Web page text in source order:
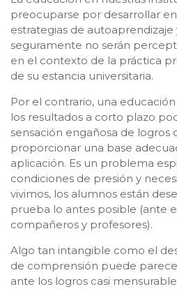
preocuparse por desarrollar
estrategias de
seguramente no serán
en el contexto de la práctica
de su estancia universitaria.
Por el contrario, una
los resultados a corto plazo
sensación engañosa de logros
proporcionar una base
aplicación. Es un problema
condiciones de presión y
vivimos, los alumnos están
prueba lo antes posible (ante
compañeros y profesores).
Algo tan intangible como el
de comprensión puede
ante los logros casi